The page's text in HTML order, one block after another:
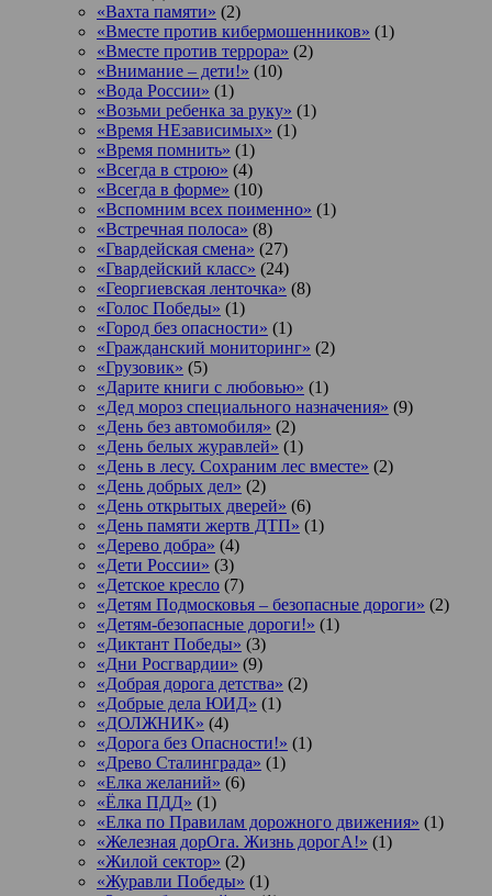
«Вахта памяти» (2)
«Вместе против кибермошенников» (1)
«Вместе против террора» (2)
«Внимание – дети!» (10)
«Вода России» (1)
«Возьми ребенка за руку» (1)
«Время НЕзависимых» (1)
«Время помнить» (1)
«Всегда в строю» (4)
«Всегда в форме» (10)
«Вспомним всех поименно» (1)
«Встречная полоса» (8)
«Гвардейская смена» (27)
«Гвардейский класс» (24)
«Георгиевская ленточка» (8)
«Голос Победы» (1)
«Город без опасности» (1)
«Гражданский мониторинг» (2)
«Грузовик» (5)
«Дарите книги с любовью» (1)
«Дед мороз специального назначения» (9)
«День без автомобиля» (2)
«День белых журавлей» (1)
«День в лесу. Сохраним лес вместе» (2)
«День добрых дел» (2)
«День открытых дверей» (6)
«День памяти жертв ДТП» (1)
«Дерево добра» (4)
«Дети России» (3)
«Детское кресло (7)
«Детям Подмосковья – безопасные дороги» (2)
«Детям-безопасные дороги!» (1)
«Диктант Победы» (3)
«Дни Росгвардии» (9)
«Добрая дорога детства» (2)
«Добрые дела ЮИД» (1)
«ДОЛЖНИК» (4)
«Дорога без Опасности!» (1)
«Древо Сталинграда» (1)
«Елка желаний» (6)
«Ёлка ПДД» (1)
«Елка по Правилам дорожного движения» (1)
«Железная дорОга. Жизнь дорогА!» (1)
«Жилой сектор» (2)
«Журавли Победы» (1)